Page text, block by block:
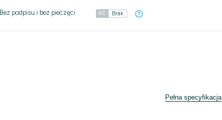
Bez podpisu i bez pieczęci KC Brak
Pełna specyfikacja